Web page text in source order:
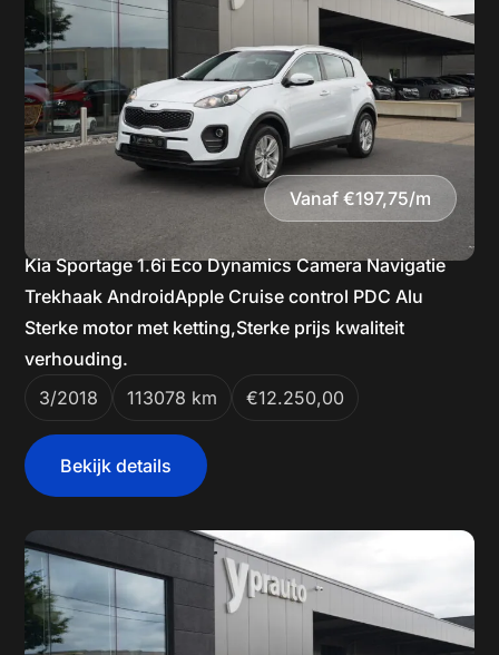
Vanaf €197,75/m
Kia Sportage 1.6i Eco Dynamics Camera Navigatie
Trekhaak AndroidApple Cruise control PDC Alu
Sterke motor met ketting,Sterke prijs kwaliteit
verhouding.
3/2018
113078 km €12.250,00
Bekijk details